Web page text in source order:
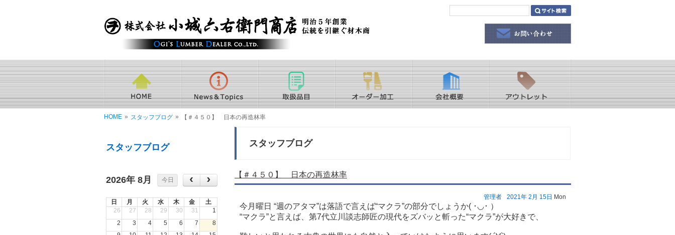
HOME » スタッフブログ » 【＃４５０】 日本の再造林率
スタッフブログ
2026年 8月 今日
日 月 火 水 木 金
土
26
27 28 29 30 31
1
2
3 4 5 6 7
8
スタッフブログ
【＃４５０】 日本の再造林率
2021年 2月 15日 Mon
管理者
今月曜日 “週のアタマ”は落語で言えば“マクラ”の部分でしょうか( ･◡･ ）
“マクラ”と言えば、第7代立川談志師匠の現代をズバッと斬った“マクラ”が大好きで、